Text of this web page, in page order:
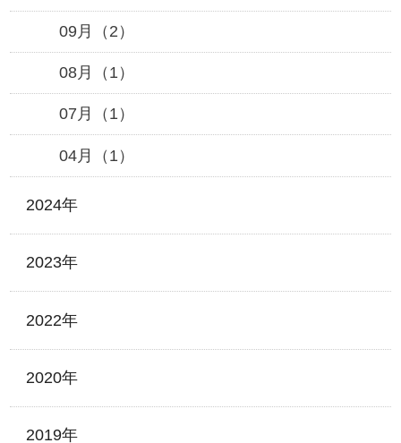
09月（2）
08月（1）
07月（1）
04月（1）
2024年
2023年
2022年
2020年
2019年